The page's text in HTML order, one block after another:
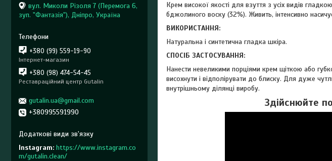
Крем високої якості для взуття з усіх видів
бджолиного воску (32%). Живить, інтенсивно
ВИКОРИСТАННЯ:
Натуральна і синтетична гладка шкіра.
СПОСІБ ЗАСТОСУВАННЯ:
Нанести невеликими порціями крем щіткою або
висохнути і відполірувати до блиску. Для дуже
внутрішньому ділянці виробу.
Здійснюйте
вул. Миколи Різоля 7 (Перемога 6,
зуп. "Фантазія"), Дніпро, Україна
+380 (99) 559-19-90
Інтернет-магазин
+380 (98) 474-54-45
Реставраційний центр Gutalin
gutalin.ua@gmail.com
+380995591990
Instagram https://www.instagram.co
m/gutalin.clean/